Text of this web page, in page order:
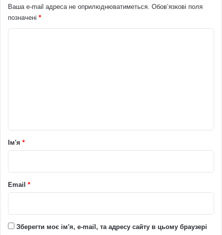
Ваша e-mail адреса не оприлюднюватиметься. Обов’язкові поля
позначені *
рІм'я *
Email *
Зберегти моє ім'я, e-mail, та адресу сайту в цьому браузері